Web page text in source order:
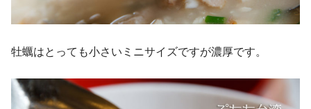
牡蠣はとっても小さいミニサイズですが濃厚です。